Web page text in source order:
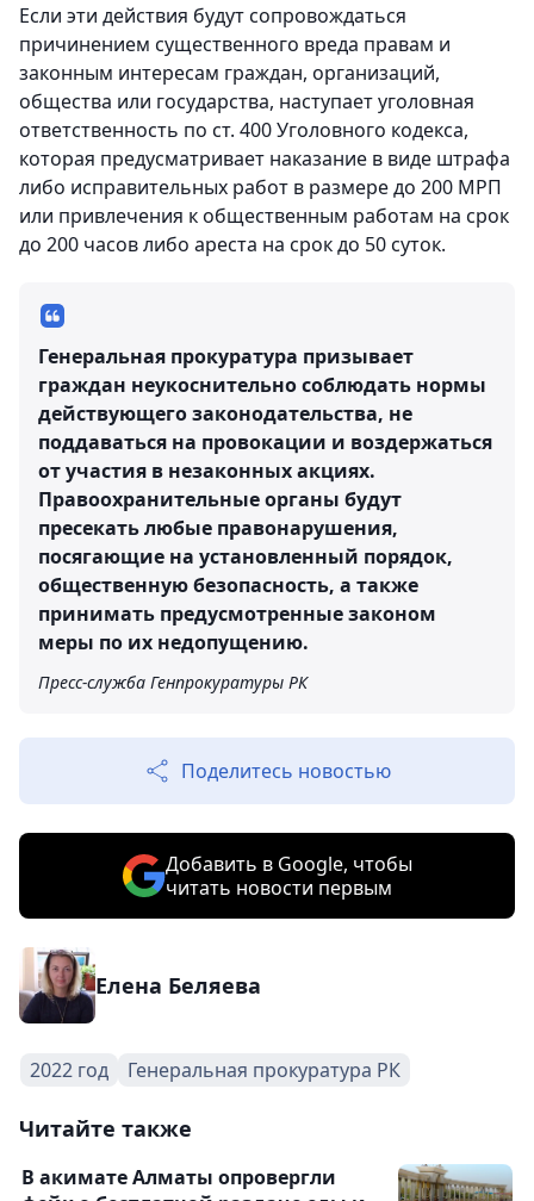
Если эти действия будут сопровождаться
причинением существенного вреда правам и
законным интересам граждан, организаций,
общества или государства, наступает уголовная
ответственность по ст. 400 Уголовного кодекса,
которая предусматривает наказание в виде штрафа
либо исправительных работ в размере до 200 МРП
или привлечения к общественным работам на срок
до 200 часов либо ареста на срок до 50 суток.
Генеральная прокуратура призывает
граждан неукоснительно соблюдать нормы
действующего законодательства, не
поддаваться на провокации и воздержаться
от участия в незаконных акциях.
Правоохранительные органы будут
пресекать любые правонарушения,
посягающие на установленный порядок,
общественную безопасность, а также
принимать предусмотренные законом
меры по их недопущению.
Пресс-служба Генпрокуратуры РК
Поделитесь новостью
Добавить в Google, чтобы
читать новости первым
Елена Беляева
2022 год Генеральная прокуратура РК
Читайте также
В акимате Алматы опровергли